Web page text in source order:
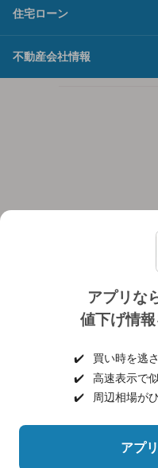
アプリな
値下げ情
✔️
買い時を逃
✔️
高速表示で
✔️
周辺相場が
アプ
住宅ローン
不動産会社情報
個人情報保護
ヘルプ・お
©NIFTY